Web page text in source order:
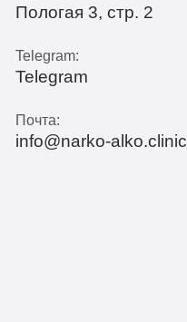
Пологая 3, стр. 2
Telegram:
Telegram
Почта:
info@narko-alko.clinic